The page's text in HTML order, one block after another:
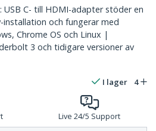
USB C- till HDMI-adapter stöder en
och fungerar med
Chrome OS och Linux |
3 och tidigare versioner av
I lager 4
Live 24/5 Support